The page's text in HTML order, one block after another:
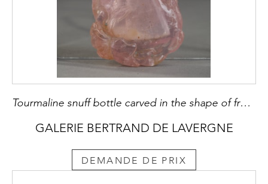
Tourmaline snuff bottle carved in the shape of fruit with foliage and flowers. Jadeite stopper carved in the shape of flowers ...
GALERIE BERTRAND DE LAVERGNE
DEMANDE DE PRIX